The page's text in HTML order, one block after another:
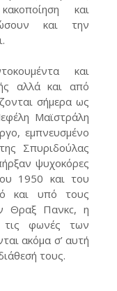
και
και την
και
αλλά και από
σήμερα ως
Μαϊστράλη
εμπνευσμένο
Σπυριδούλας
ψυχοκόρες
1950 και του
και υπό τους
Θραξ Πανκc, η
τις φωνές των
ακόμα σ’ αυτή
τους.